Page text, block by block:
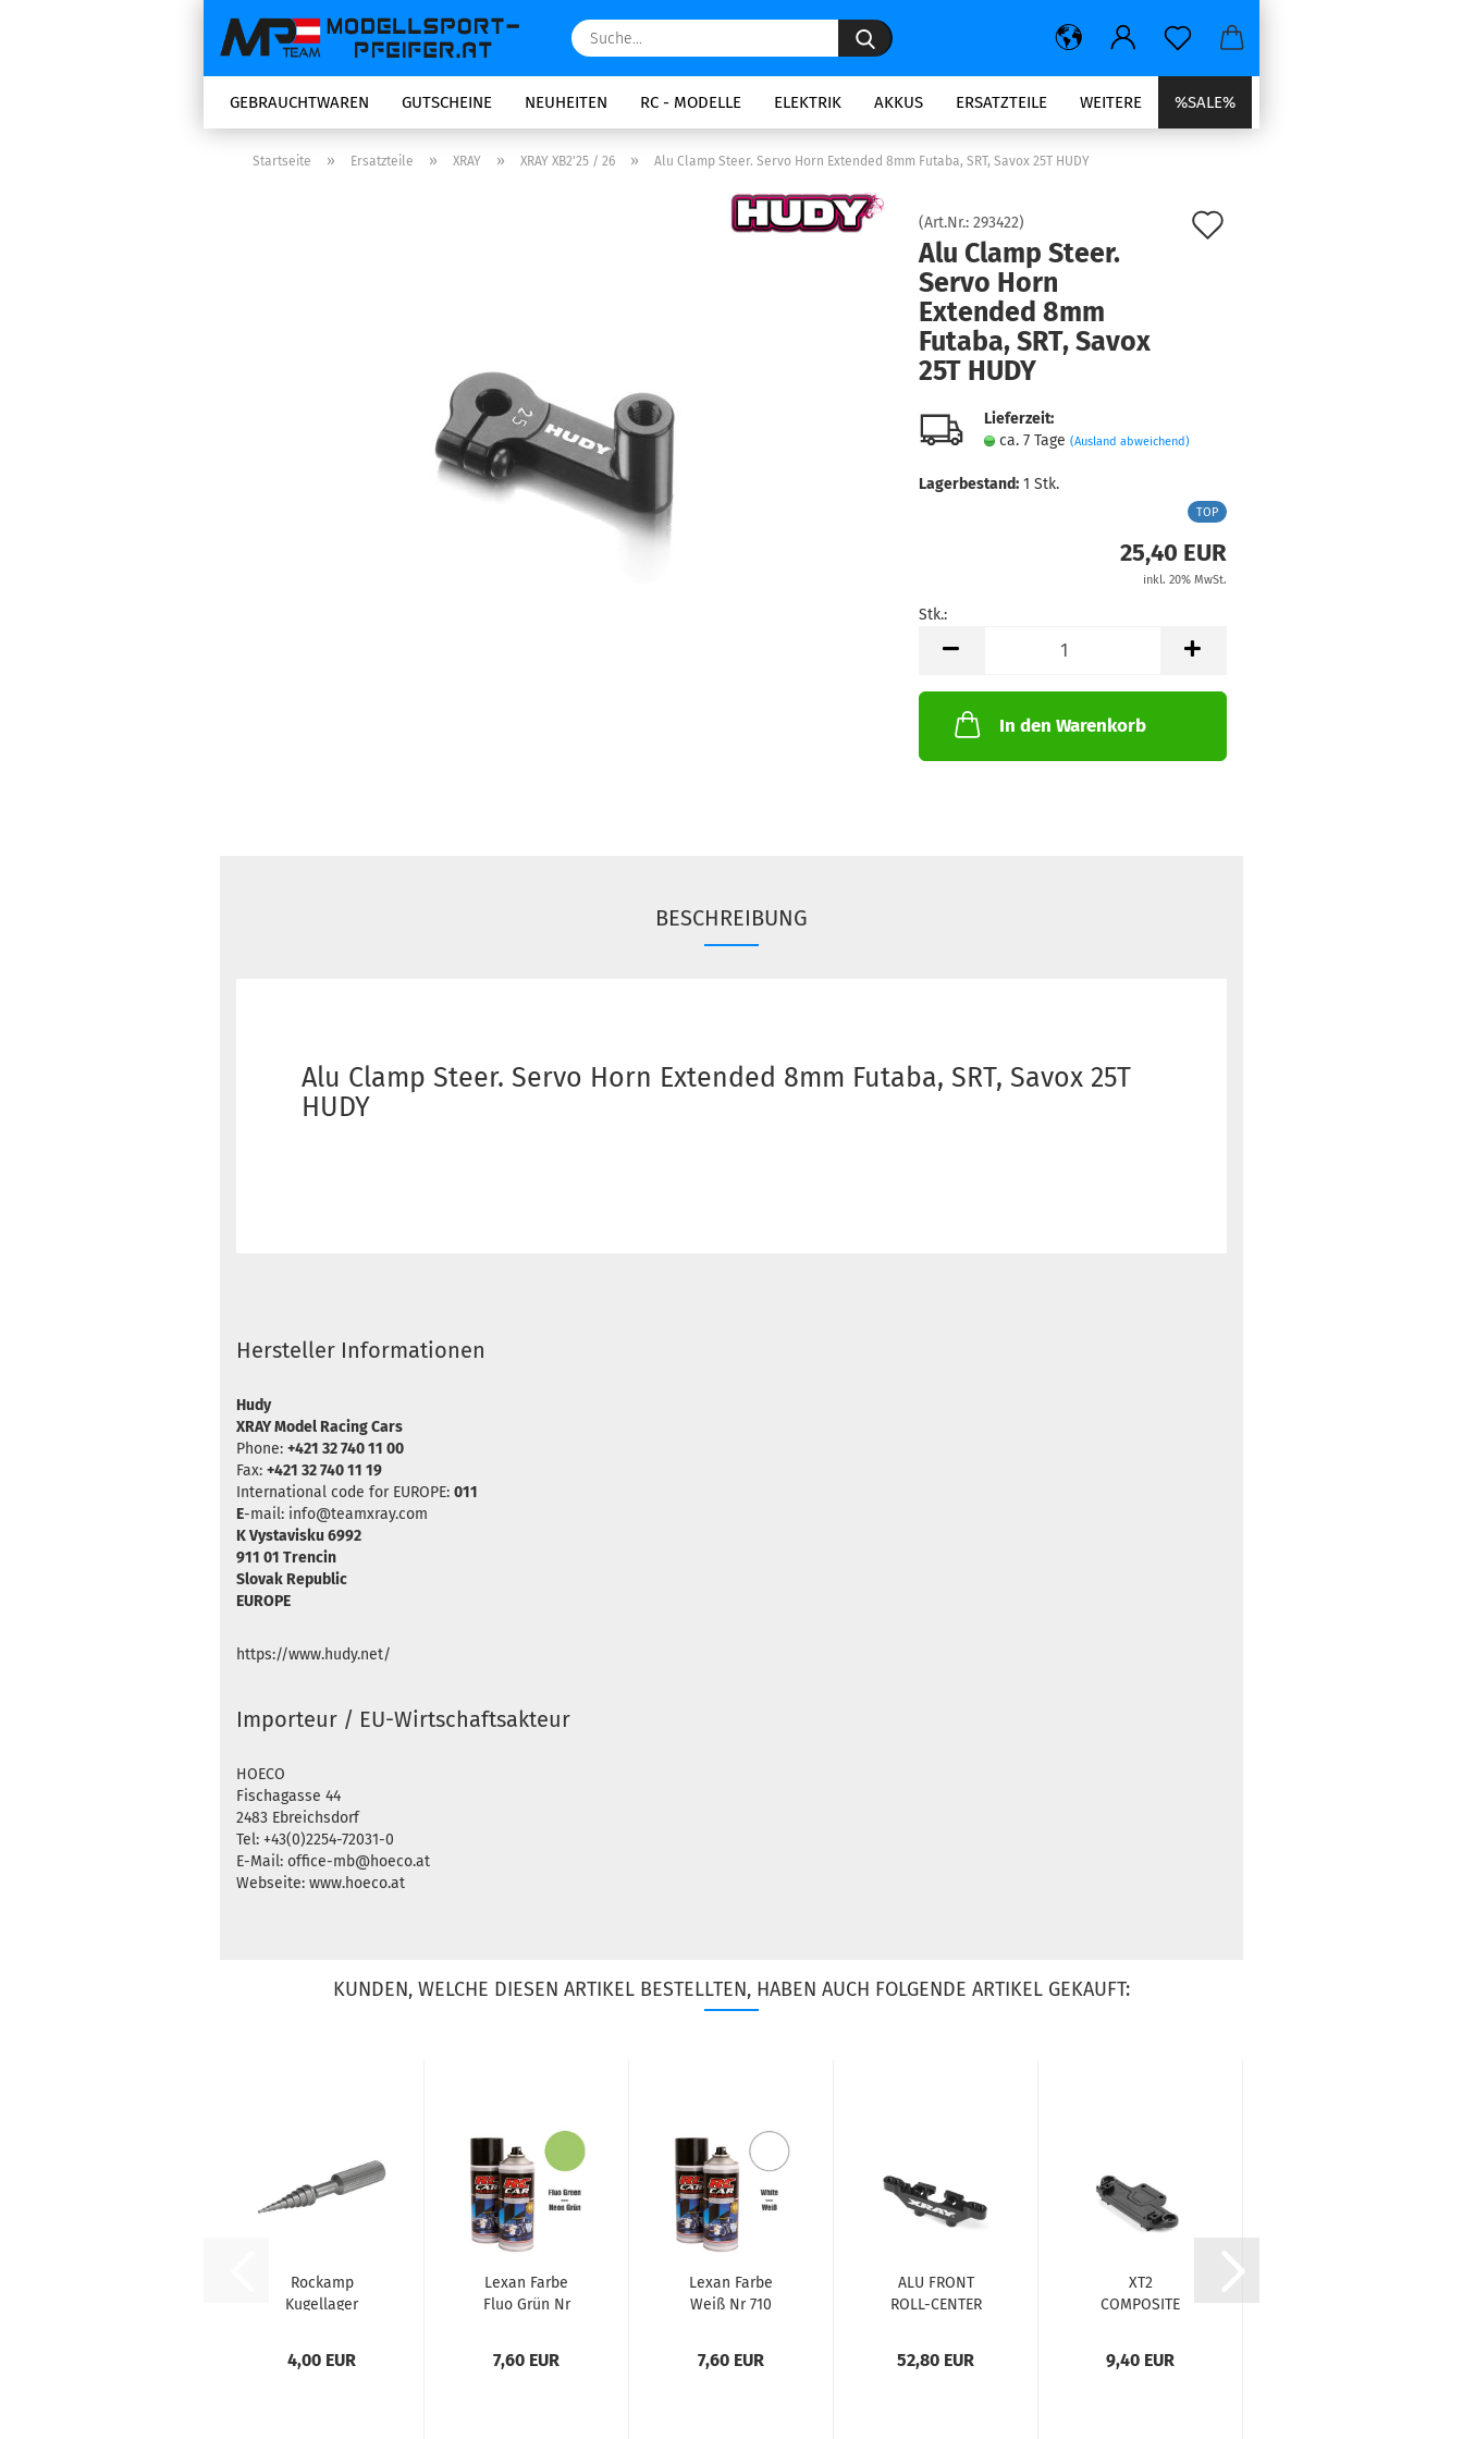
Suche...
GEBRAUCHTWAREN GUTSCHEINE NEUHEITEN RC - MODELLE ELEKTRIK AKKUS ERSATZTEILE %SALE%
WEITERE
Startseite » Ersatzteile » XRAY » XRAY XB2'25 / 26 » Alu Clamp Steer. Servo Horn Extended 8mm Futaba, SRT, Savox 25T HUDY
(Art.Nr.: 293422)
Alu Clamp Steer.
Servo Horn
Extended 8mm
Futaba, SRT, Savox
25T HUDY
Lieferzeit:
ca. 7 Tage (Ausland abweichend)
Lagerbestand: 1 Stk.
TOP
25,40 EUR
inkl. 20% MwSt.
Stk.:
In den Warenkorb
BESCHREIBUNG
Alu Clamp Steer. Servo Horn Extended 8mm Futaba, SRT, Savox 25T
HUDY
Hersteller Informationen
Hudy
XRAY Model Racing Cars
Phone: +421 32 740 11 00
Fax: +421 32 740 11 19
International code for EUROPE: 011
E-mail: info@teamxray.com
K Vystavisku 6992
911 01 Trencin
Slovak Republic
EUROPE
https://www.hudy.net/
Importeur / EU-Wirtschaftsakteur
HOECO
Fischagasse 44
2483 Ebreichsdorf
Tel: +43(0)2254-72031-0
E-Mail: office-mb@hoeco.at
Webseite: www.hoeco.at
KUNDEN, WELCHE DIESEN ARTIKEL BESTELLTEN, HABEN AUCH FOLGENDE ARTIKEL GEKAUFT:
Rockamp
Kugellager
4,00 EUR
Lexan Farbe
Fluo Grün Nr
7,60 EUR
Lexan Farbe
Weiß Nr 710
7,60 EUR
ALU FRONT
ROLL-CENTER
UPPER...
52,80 EUR
XT2
COMPOSITE
PIECE...
9,40 EUR